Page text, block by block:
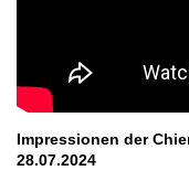
Impressionen der
28.07.2024